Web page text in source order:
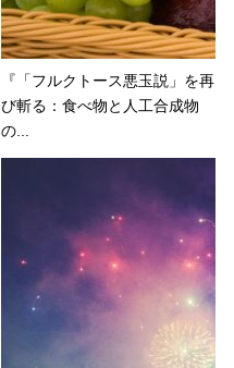
『「フルクトース悪玉説」を再
び斬る：食べ物と人工合成物
の...